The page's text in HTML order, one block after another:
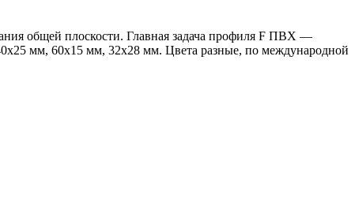
общей плоскости. Главная задача профиля F ПВХ —
мм, 60х15 мм, 32х28 мм. Цвета разные, по международной